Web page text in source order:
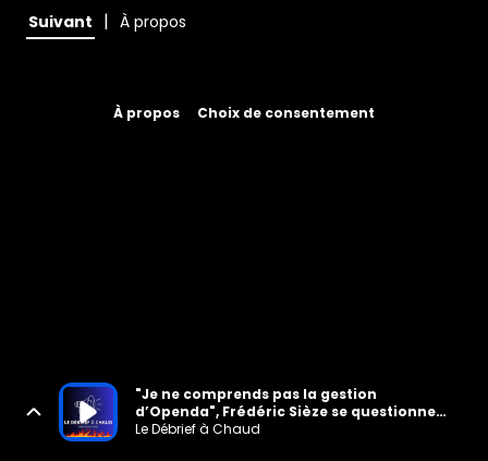
Suivant | À propos
À propos Choix de consentement
"Je ne comprends pas la gestion
d’Openda", Frédéric Sièze se questionne
sur le management de Bruno Irlès avec
Le Débrief à Chaud